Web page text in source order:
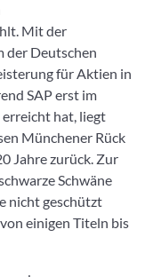
Mit der
der Deutschen
für Aktien in
SAP erst im
erreicht hat, liegt
Münchener Rück
Jahre zurück. Zur
Schwäne
nicht geschützt
einigen Titeln bis